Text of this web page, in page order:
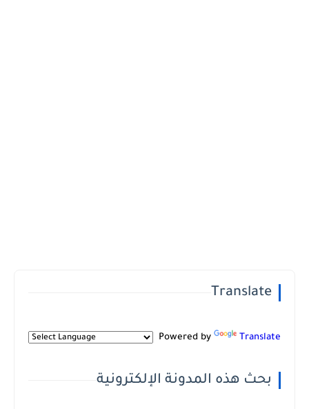
Translate
Powered by Translate
بحث هذه المدونة الإلكترونية